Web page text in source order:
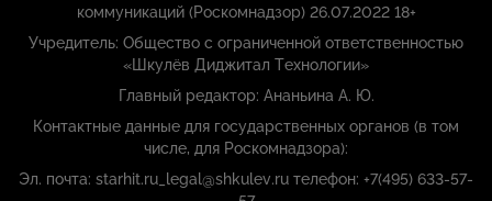
коммуникаций (Роскомнадзор) 26.07.2022 18+
Учредитель: Общество с ограниченной ответственностью
«Шкулёв Диджитал Технологии»
Главный редактор: Ананьина А. Ю.
Контактные данные для государственных органов (в том
числе, для Роскомнадзора):
Эл. почта: starhit.ru_legal@shkulev.ru телефон: +7(495) 633-57-